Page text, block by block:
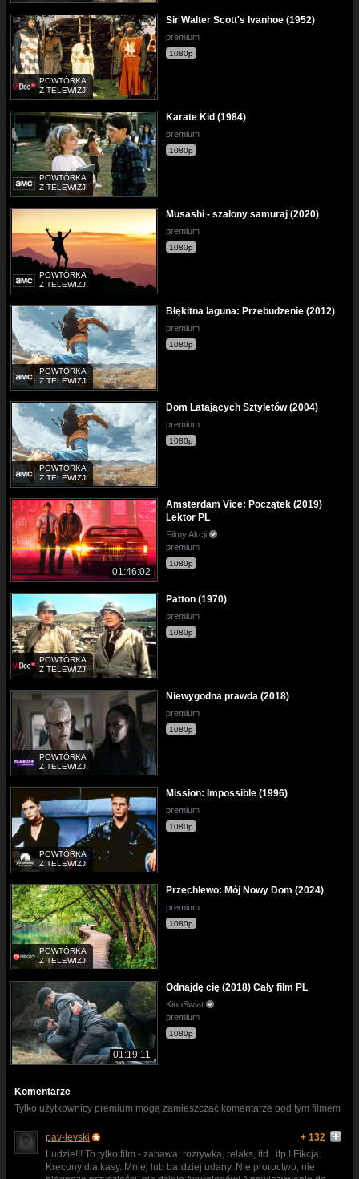
POWTÓRKA
Z TELEWIZJI
Sir Walter Scott's Ivanhoe (1952)
premium
1080p
POWTÓRKA
Z TELEWIZJI
Karate Kid (1984)
premium
1080p
POWTÓRKA
Z TELEWIZJI
Musashi - szalony samuraj (2020)
premium
1080p
POWTÓRKA
Z TELEWIZJI
Błękitna laguna: Przebudzenie (2012)
premium
1080p
POWTÓRKA
Z TELEWIZJI
Dom Latających Sztyletów (2004)
premium
1080p
01:46:02
Amsterdam Vice: Początek (2019)
Lektor PL
Filmy Akcji
premium
1080p
POWTÓRKA
Z TELEWIZJI
Patton (1970)
premium
1080p
POWTÓRKA
Z TELEWIZJI
Niewygodna prawda (2018)
premium
1080p
POWTÓRKA
Z TELEWIZJI
Mission: Impossible (1996)
premium
1080p
POWTÓRKA
Z TELEWIZJI
Przechlewo: Mój Nowy Dom (2024)
premium
1080p
01:19:11
Odnajdę cię (2018) Cały film PL
KinoSwiat
premium
1080p
Komentarze
Tylko użytkownicy premium mogą zamieszczać komentarze pod tym filmem
pav-levski
+ 132
Ludzie!!! To tylko film - zabawa, rozrywka, relaks, itd., itp.! Fikcja.
Kręcony dla kasy. Mniej lub bardziej udany. Nie proroctwo, nie